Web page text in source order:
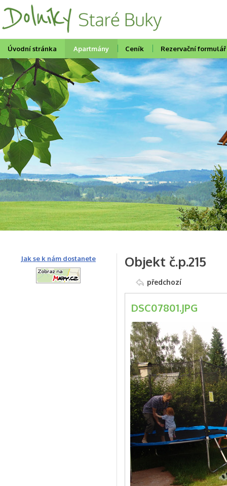
Úvodní stránka Apartmány Ceník Rezervační formulář
Objekt č.p.215
předchozí
DSC07801.JPG
Jak se k nám dostanete